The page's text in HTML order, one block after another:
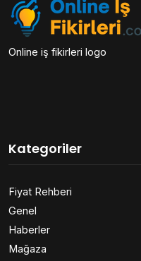
Online iş fikirleri logo
Kategoriler
Fiyat Rehberi
Genel
Haberler
Mağaza